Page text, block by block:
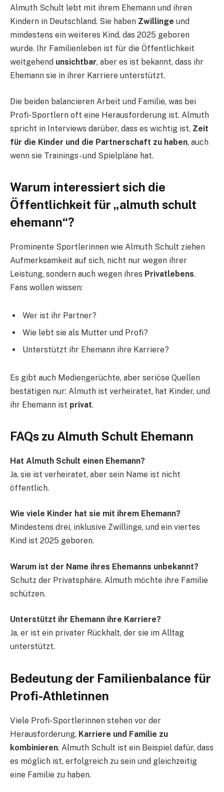
Almuth Schult lebt mit ihrem Ehemann und ihren
Kindern in Deutschland. Sie haben Zwillinge und
mindestens ein weiteres Kind, das 2025 geboren
wurde. Ihr Familienleben ist für die Öffentlichkeit
weitgehend unsichtbar, aber es ist bekannt, dass ihr
Ehemann sie in ihrer Karriere unterstützt.
Die beiden balancieren Arbeit und Familie, was bei
Profi-Sportlern oft eine Herausforderung ist. Almuth
spricht in Interviews darüber, dass es wichtig ist, Zeit
für die Kinder und die Partnerschaft zu haben, auch
wenn sie Trainings- und Spielpläne hat.
Warum interessiert sich die
Öffentlichkeit für „almuth schult
ehemann“?
Prominente Sportlerinnen wie Almuth Schult ziehen
Aufmerksamkeit auf sich, nicht nur wegen ihrer
Leistung, sondern auch wegen ihres Privatlebens.
Fans wollen wissen:
Wer ist ihr Partner?
Wie lebt sie als Mutter und Profi?
Unterstützt ihr Ehemann ihre Karriere?
Es gibt auch Mediengerüchte, aber seriöse Quellen
bestätigen nur: Almuth ist verheiratet, hat Kinder, und
ihr Ehemann ist privat.
FAQs zu Almuth Schult Ehemann
Hat Almuth Schult einen Ehemann?
Ja, sie ist verheiratet, aber sein Name ist nicht
öffentlich.
Wie viele Kinder hat sie mit ihrem Ehemann?
Mindestens drei, inklusive Zwillinge, und ein viertes
Kind ist 2025 geboren.
Warum ist der Name ihres Ehemanns unbekannt?
Schutz der Privatsphäre. Almuth möchte ihre Familie
schützen.
Unterstützt ihr Ehemann ihre Karriere?
Ja, er ist ein privater Rückhalt, der sie im Alltag
unterstützt.
Bedeutung der Familienbalance für
Profi-Athletinnen
Viele Profi-Sportlerinnen stehen vor der
Herausforderung, Karriere und Familie zu
kombinieren. Almuth Schult ist ein Beispiel dafür, dass
es möglich ist, erfolgreich zu sein und gleichzeitig
eine Familie zu haben.